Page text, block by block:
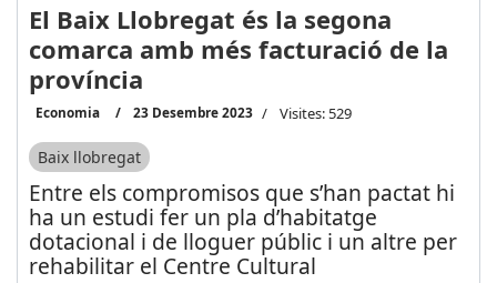
El Baix Llobregat és la segona
comarca amb més facturació de la
província
Economia 23 Desembre 2023 Visites: 529
Baix llobregat
Entre els compromisos que s’han pactat hi
ha un estudi fer un pla d’habitatge
dotacional i de lloguer públic i un altre per
rehabilitar el Centre Cultural